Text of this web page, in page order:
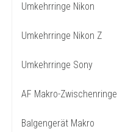
Umkehrringe Nikon
Umkehrringe Nikon Z
Umkehrringe Sony
AF Makro-Zwischenringe
Balgengerät Makro